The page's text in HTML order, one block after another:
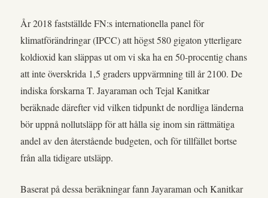
År 2018 fastställde FN:s internationella panel för
klimatförändringar (IPCC) att högst 580 gigaton ytterligare
koldioxid kan släppas ut om vi ska ha en 50-procentig chans
att inte överskrida 1,5 graders uppvärmning till år 2100. De
indiska forskarna T. Jayaraman och Tejal Kanitkar
beräknade därefter vid vilken tidpunkt de nordliga länderna
bör uppnå nollutsläpp för att hålla sig inom sin rättmätiga
andel av den återstående budgeten, och för tillfället bortse
från alla tidigare utsläpp.
Baserat på dessa beräkningar fann Jayaraman och Kanitkar